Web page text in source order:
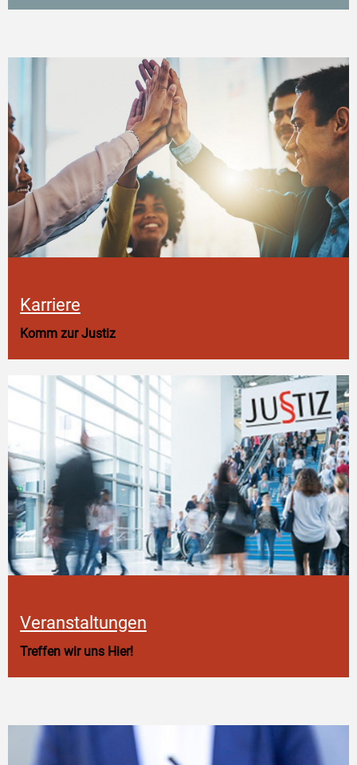
Karriere
Komm zur Justiz
Veranstaltungen
Treffen wir uns Hier!